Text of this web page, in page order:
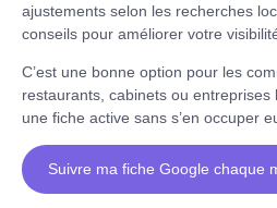
ajustements selon les recherches
conseils pour améliorer votre
C’est une bonne option pour les
restaurants, cabinets ou
une fiche active sans s’en occuper
Suivre ma fiche Google chaque